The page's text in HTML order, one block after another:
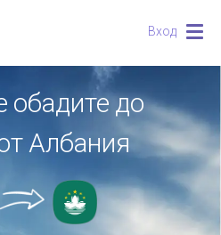
Вход
обадите до
Албания